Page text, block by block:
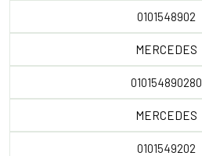
0101548902
MERCEDES
010154890280
MERCEDES
0101549202